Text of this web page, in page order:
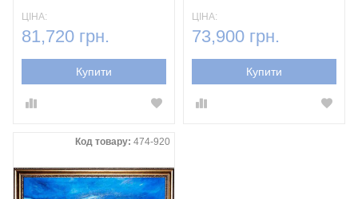
ЦІНА:
81,720 грн.
Купити
ЦІНА:
73,900 грн.
Купити
Код товару: 474-920